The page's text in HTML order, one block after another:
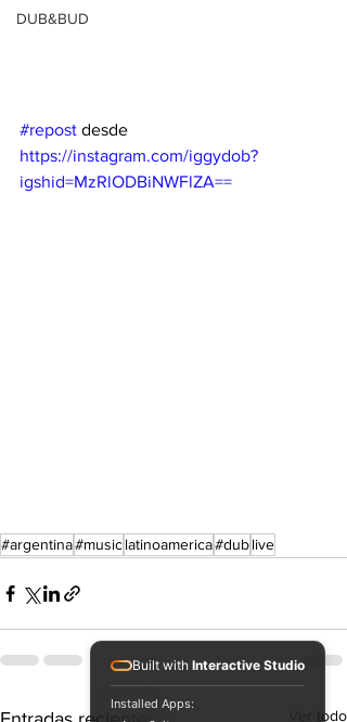
DUB&BUD
#repost desde
https://instagram.com/iggydob?
igshid=MzRlODBiNWFlZA==
#argentina#musiclatinoamerica#dublive
Ver todo
Built with Interactive Studio
Installed Apps: